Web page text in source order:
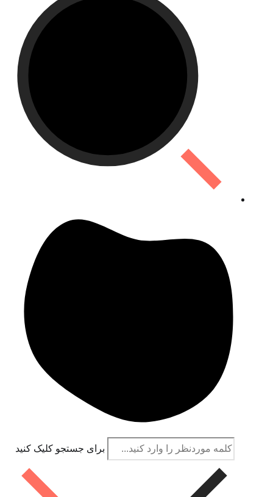
برای جستجو کلیک کنید